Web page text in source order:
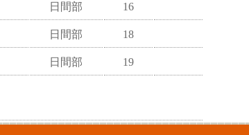
日間部 16
日間部 18
日間部 19